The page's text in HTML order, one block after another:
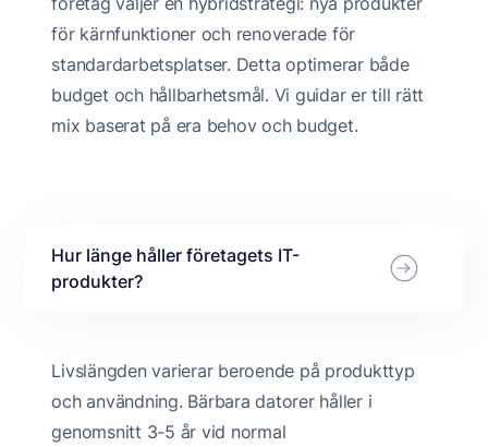
för kärnfunktioner och renoverade för
standardarbetsplatser. Detta optimerar både
budget och hållbarhetsmål. Vi guidar er till rätt
mix baserat på era behov och budget.
Hur länge håller företagets IT-
produkter?
Livslängden varierar beroende på produkttyp
och användning. Bärbara datorer håller i
genomsnitt 3-5 år vid normal